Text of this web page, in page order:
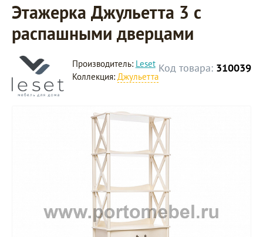
Этажерка Джульетта 3 с
распашными дверцами
Код товара: 310039
Производитель: Leset
Коллекция: Джульетта